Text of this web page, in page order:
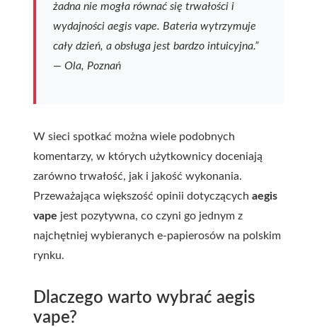
żadna nie mogła równać się trwałości i
wydajności aegis vape. Bateria wytrzymuje
cały dzień, a obsługa jest bardzo intuicyjna.”
— Ola, Poznań
W sieci spotkać można wiele podobnych
komentarzy, w których użytkownicy doceniają
zarówno trwałość, jak i jakość wykonania.
Przeważająca większość opinii dotyczących aegis
vape jest pozytywna, co czyni go jednym z
najchętniej wybieranych e-papierosów na polskim
rynku.
Dlaczego warto wybrać aegis
vape?